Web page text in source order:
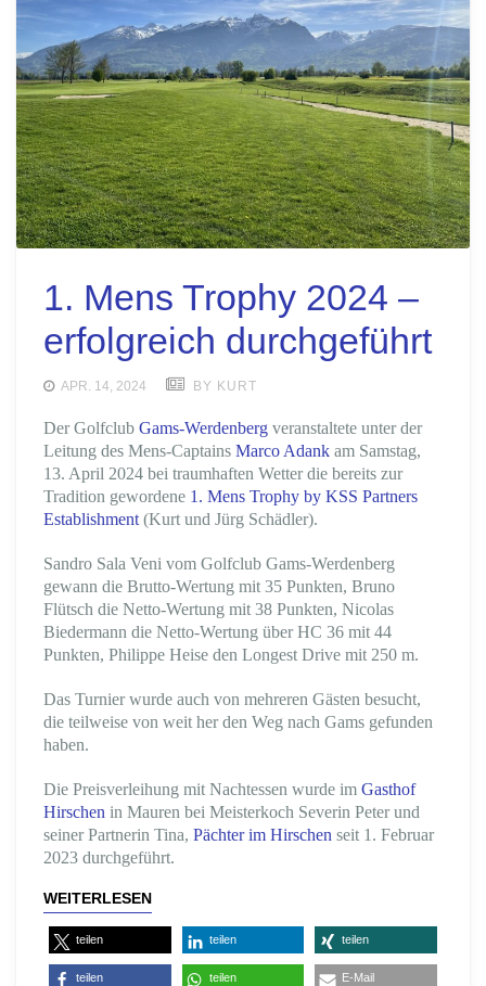
1. Mens Trophy 2024 –
erfolgreich durchgeführt
APR. 14, 2024 BY KURT
Der Golfclub Gams-Werdenberg veranstaltete unter der
Leitung des Mens-Captains Marco Adank am Samstag,
13. April 2024 bei traumhaften Wetter die bereits zur
Tradition gewordene 1. Mens Trophy by KSS Partners
Establishment (Kurt und Jürg Schädler).
Sandro Sala Veni vom Golfclub Gams-Werdenberg
gewann die Brutto-Wertung mit 35 Punkten, Bruno
Flütsch die Netto-Wertung mit 38 Punkten, Nicolas
Biedermann die Netto-Wertung über HC 36 mit 44
Punkten, Philippe Heise den Longest Drive mit 250 m.
Das Turnier wurde auch von mehreren Gästen besucht,
die teilweise von weit her den Weg nach Gams gefunden
haben.
Die Preisverleihung mit Nachtessen wurde im Gasthof
Hirschen in Mauren bei Meisterkoch Severin Peter und
seiner Partnerin Tina, Pächter im Hirschen seit 1. Februar
2023 durchgeführt.
WEITERLESEN
teilen teilen teilen
teilen teilen E-Mail